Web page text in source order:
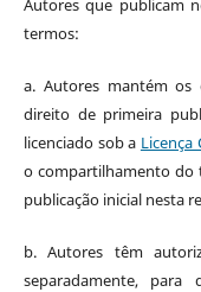
Autores que publicam
termos:
a. Autores mantém
direito de primeira
licenciado sob a
o compartilhamento do
publicação inicial nesta
b. Autores têm
separadamente, para